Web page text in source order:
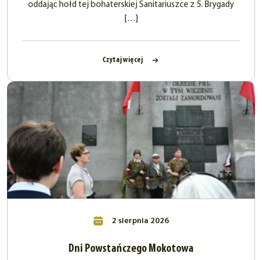
oddając hołd tej bohaterskiej Sanitariuszce z 5. Brygady
[…]
Czytaj więcej
2 sierpnia 2026
Dni Powstańczego Mokotowa